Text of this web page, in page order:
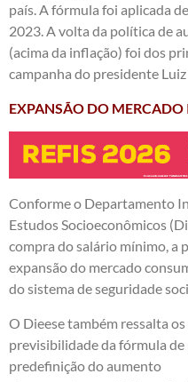
país. A fórmula foi aplicada
2023. A volta da política de
(acima da inflação) foi dos
campanha do presidente
EXPANSÃO DO MERCADO
Conforme o Departamento
Estudos Socioeconômicos
compra do salário mínimo, a
expansão do mercado
do sistema de seguridade
O Dieese também ressalta
previsibilidade da fórmula de
predefinição do aumento